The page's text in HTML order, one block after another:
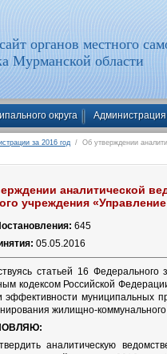
органов местного
Мурманской области
округа Администрация
за 2016 год / Об утверждении
аналитической
учреждения
645
05.05.2016
статьей 16
кодексом Российской
эффективности муниципальных
жилищно-
аналитическую